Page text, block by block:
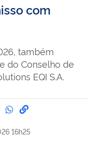
com
também
do Conselho de
EQI S.A.
por Facebook
por Twitter
Compartilhe por
Compartilhe
link para
16h25